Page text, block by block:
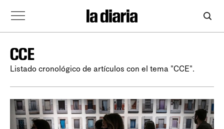
CCE
Listado cronológico de artículos con el tema "CCE".